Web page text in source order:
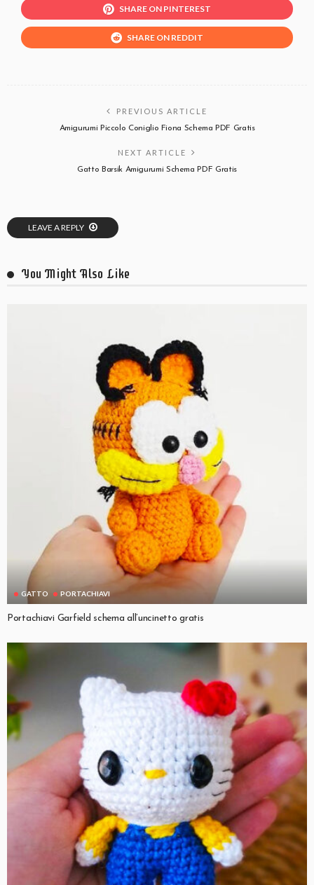
SHARE ON PINTEREST
SHARE ON REDDIT
PREVIOUS ARTICLE
Amigurumi Piccolo Coniglio Fiona Schema PDF Gratis
NEXT ARTICLE
Gatto Barsik Amigurumi Schema PDF Gratis
LEAVE A REPLY
You Might Also Like
GATTO PORTACHIAVI
Portachiavi Garfield schema all’uncinetto gratis